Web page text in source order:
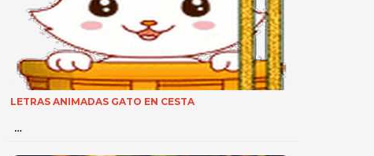
LETRAS ANIMADAS GATO EN CESTA
…